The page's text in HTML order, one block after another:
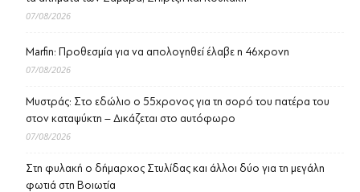
07/08/2026
Marfin: Προθεσμία για να απολογηθεί έλαβε η 46χρονη
07/08/2026
Μυστράς: Στο εδώλιο ο 55χρονος για τη σορό του πατέρα του
στον καταψύκτη – Δικάζεται στο αυτόφωρο
07/08/2026
Στη φυλακή ο δήμαρχος Στυλίδας και άλλοι δύο για τη μεγάλη
φωτιά στη Βοιωτία